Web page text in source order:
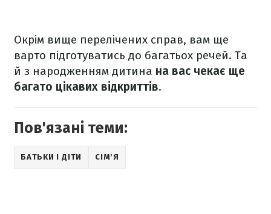
Окрім вище перелічених справ, вам ще
варто підготуватись до багатьох речей. Та
й з народженням дитина на вас чекає ще
багато цікавих відкриттів.
Пов'язані теми:
БАТЬКИ І ДІТИ СІМʼЯ